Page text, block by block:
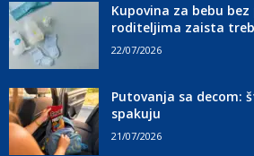
Kupovina za bebu
roditeljima zaista
22/07/2026
Putovanja sa decom:
spakuju
21/07/2026